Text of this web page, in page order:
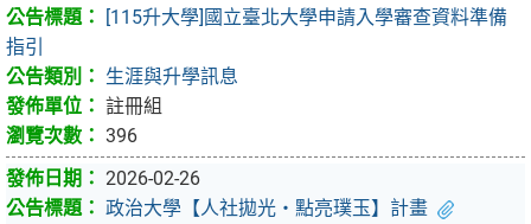
[115升大學]國立臺北大學申請入學審查資料準備
指引
生涯與升學訊息
註冊組
396
2026-02-26
政治大學【人社拋光・點亮璞玉】計畫